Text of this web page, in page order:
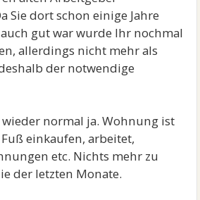
Sie dort schon einige Jahre
gut war wurde Ihr nochmal
allerdings nicht mehr als
der notwendige
normal ja. Wohnung ist
einkaufen, arbeitet,
etc. Nichts mehr zu
der letzten Monate.